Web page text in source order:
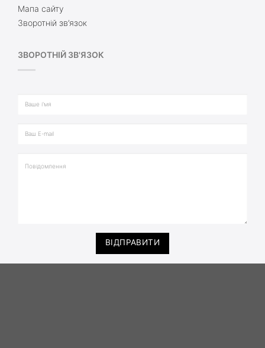
Мапа сайту
Зворотній зв’язок
ЗВОРОТНІЙ ЗВ'ЯЗОК
ВІДПРАВИТИ